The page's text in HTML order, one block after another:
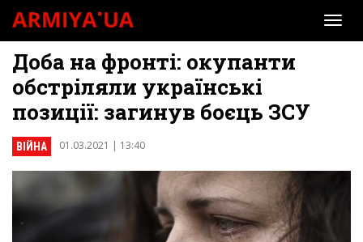
Доба на фронті: окупанти
обстріляли українські
позиції: загинув боєць ЗСУ
ВІЙНА 01.03.2021 | 13:40